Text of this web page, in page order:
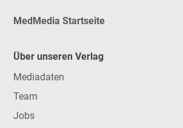
MedMedia Startseite
Über unseren Verlag
Mediadaten
Team
Jobs